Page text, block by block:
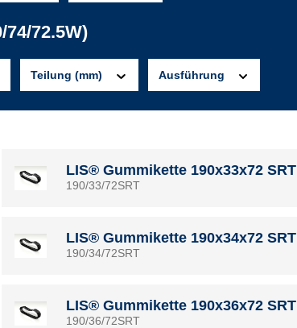
72.5W)
Teilung (mm) Ausführung
LIS® Gummikette 190x33x72 SRT
190/33/72SRT
LIS® Gummikette 190x34x72 SRT
190/34/72SRT
LIS® Gummikette 190x36x72 SRT
190/36/72SRT